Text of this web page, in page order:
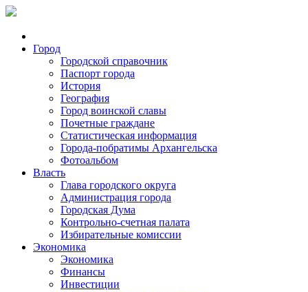
Город
Городской справочник
Паспорт города
История
География
Город воинской славы
Почетные граждане
Статистическая информация
Города-побратимы Архангельска
Фотоальбом
Власть
Глава городского округа
Администрация города
Городская Дума
Контрольно-счетная палата
Избирательные комиссии
Экономика
Экономика
Финансы
Инвестиции